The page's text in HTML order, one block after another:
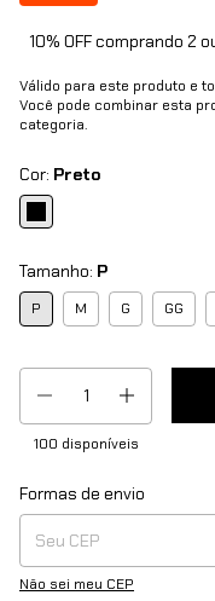
10% OFF comprando 2
Válido para este produto e
Você pode combinar esta
categoria.
Cor: Preto
Tamanho: P
P M G GG
100 disponíveis
Entregas para o CEP:
Formas de envio
Não sei meu CEP